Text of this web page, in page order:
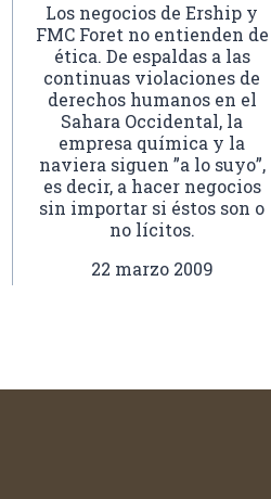
Los negocios de Ership y
FMC Foret no entienden de
ética. De espaldas a las
continuas violaciones de
derechos humanos en el
Sahara Occidental, la
empresa química y la
naviera siguen ”a lo suyo”,
es decir, a hacer negocios
sin importar si éstos son o
no lícitos.
22 marzo 2009